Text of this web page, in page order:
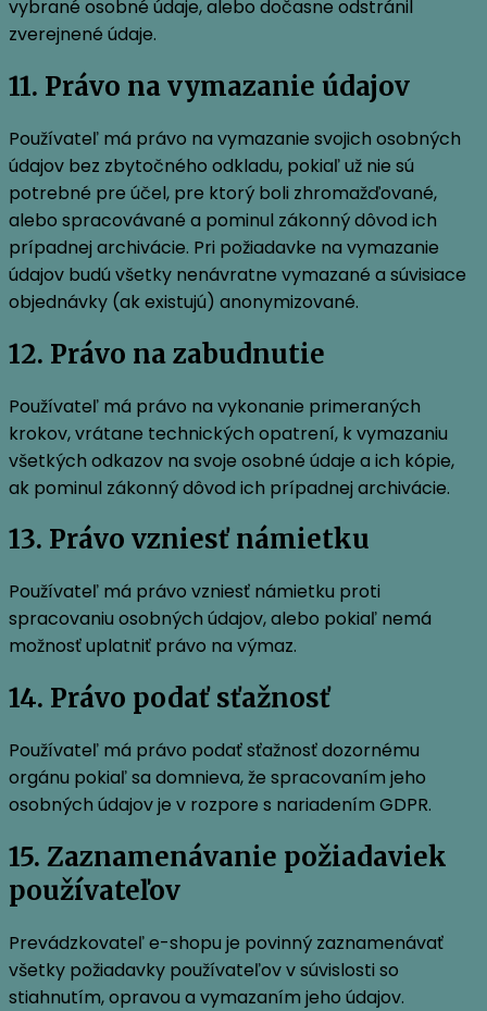
vybrané osobné údaje, alebo dočasne odstránil
zverejnené údaje.
11. Právo na vymazanie údajov
Používateľ má právo na vymazanie svojich osobných
údajov bez zbytočného odkladu, pokiaľ už nie sú
potrebné pre účel, pre ktorý boli zhromažďované,
alebo spracovávané a pominul zákonný dôvod ich
prípadnej archivácie. Pri požiadavke na vymazanie
údajov budú všetky nenávratne vymazané a súvisiace
objednávky (ak existujú) anonymizované.
12. Právo na zabudnutie
Používateľ má právo na vykonanie primeraných
krokov, vrátane technických opatrení, k vymazaniu
všetkých odkazov na svoje osobné údaje a ich kópie,
ak pominul zákonný dôvod ich prípadnej archivácie.
13. Právo vzniesť námietku
Používateľ má právo vzniesť námietku proti
spracovaniu osobných údajov, alebo pokiaľ nemá
možnosť uplatniť právo na výmaz.
14. Právo podať sťažnosť
Používateľ má právo podať sťažnosť dozornému
orgánu pokiaľ sa domnieva, že spracovaním jeho
osobných údajov je v rozpore s nariadením GDPR.
15. Zaznamenávanie požiadaviek
používateľov
Prevádzkovateľ e-shopu je povinný zaznamenávať
všetky požiadavky používateľov v súvislosti so
stiahnutím, opravou a vymazaním jeho údajov.